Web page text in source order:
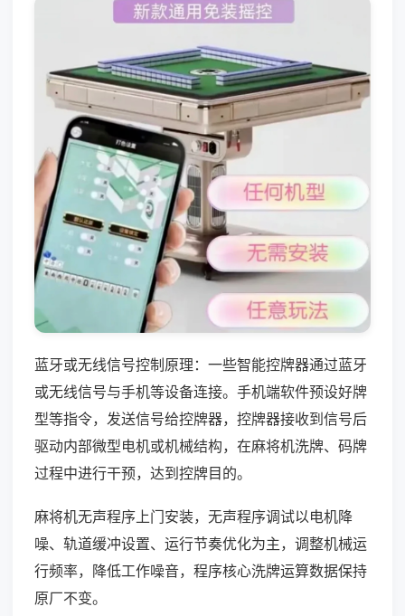
蓝牙或无线信号控制原理：一些智能控牌器通过蓝牙
或无线信号与手机等设备连接。手机端软件预设好牌
型等指令，发送信号给控牌器，控牌器接收到信号后
驱动内部微型电机或机械结构，在麻将机洗牌、码牌
过程中进行干预，达到控牌目的。
麻将机无声程序上门安装，无声程序调试以电机降
噪、轨道缓冲设置、运行节奏优化为主，调整机械运
行频率，降低工作噪音，程序核心洗牌运算数据保持
原厂不变。